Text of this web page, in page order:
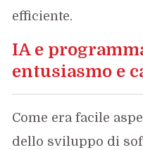
efficiente.
IA e
entusiasmo e
Come era facile
dello sviluppo di